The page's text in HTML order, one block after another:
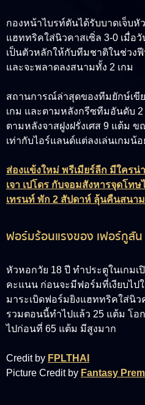
กองหน้าไบรท์ตันได้รับบาดเจ็บหั
แฮททริคใส่นิวคาสเซิ่ล 3-0 เมื่อ
เป็นตัวหลักให้กับทีมชาติในช่วงฟี
และจะพลาดลงสนามทั้ง 2 เกม
สถานการณ์ล่าสุดของทีมยักษ์เขีย
เกม และตามหลังกรีซทีมอันดับ
ตามหลังจาสฝูงฝรั่งเศส 9 แต้ม
เท่ากับไอร์แลนด์แต่ลงเล่นเกมน้อ
ส่องแข้งใหม่ พรีเมียร์ลีก มีใครน่
เจา เปโดร กับจอมสังหารจุดโท
เทรนท์ พัก 2 สัปดาห์ ลุ้นคืนสนา
ฟอร์มร้อนแรงของ เฟอร์กูสัน
หัวหอกวัย 18 ปี ทำประตูในเกมเ
คะแนน ก่อนจะมีฟอร์มที่เงียบไป
มาระเบิดฟอร์มยิงแฮททริคใส่นิว
รวมตอนนี้ทำไปแล้ว 25 แต้ม โอ
ไปก่อนที่ 65 แต้ม มีสูงมาก
Credit by FPLTHAI
Picture Credit by Fantasy